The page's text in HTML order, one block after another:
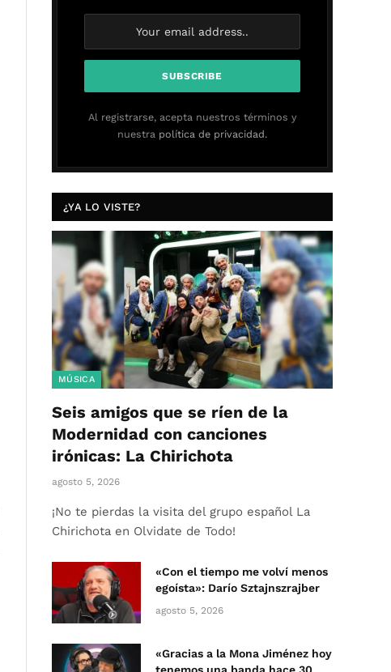
Al registrarse, acepta nuestros términos y
nuestra política de privacidad.
¿YA LO VISTE?
MÚSICA
Seis amigos que se ríen de la
Modernidad con canciones
irónicas: La Chirichota
agosto 5, 2026
¡No te pierdas la visita del grupo español La
Chirichota en Olvidate de Todo!
«Con el tiempo me volví menos
egoísta»: Darío Sztajnszrajber
agosto 5, 2026
«Gracias a la Mona Jiménez hoy